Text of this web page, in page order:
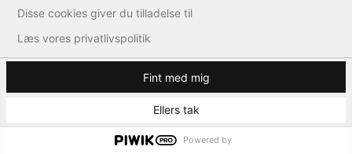
Fint med mig
Ellers tak
Disse cookies giver du tilladelse til
Læs vores privatlivspolitik
Powered by